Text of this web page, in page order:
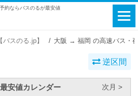
約ならバスのるが最安値
スのる.jp】 大阪 → 福岡 の高速バス・
逆区間
安値カレンダー
次月 >